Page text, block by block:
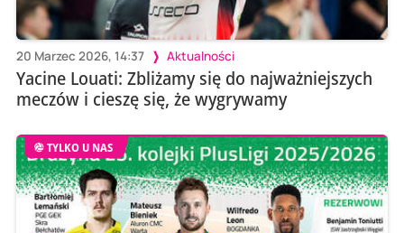
20 Marzec 2026, 14:37 Aktualności
Yacine Louati: Zbliżamy się do najważniejszych
meczów i cieszę się, że wygrywamy
TYLKO U NAS